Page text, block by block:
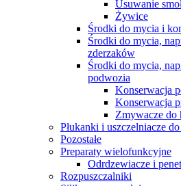
Usuwanie
Żywice
Środki do mycia i
Środki do mycia,
zderzaków
Środki do mycia,
podwozia
Konserwacja
Konserwacja
Zmywacze do
Płukanki i uszczelniacze
Pozostałe
Preparaty wielofunkcyjne
Odrdzewiacze i
Rozpuszczalniki